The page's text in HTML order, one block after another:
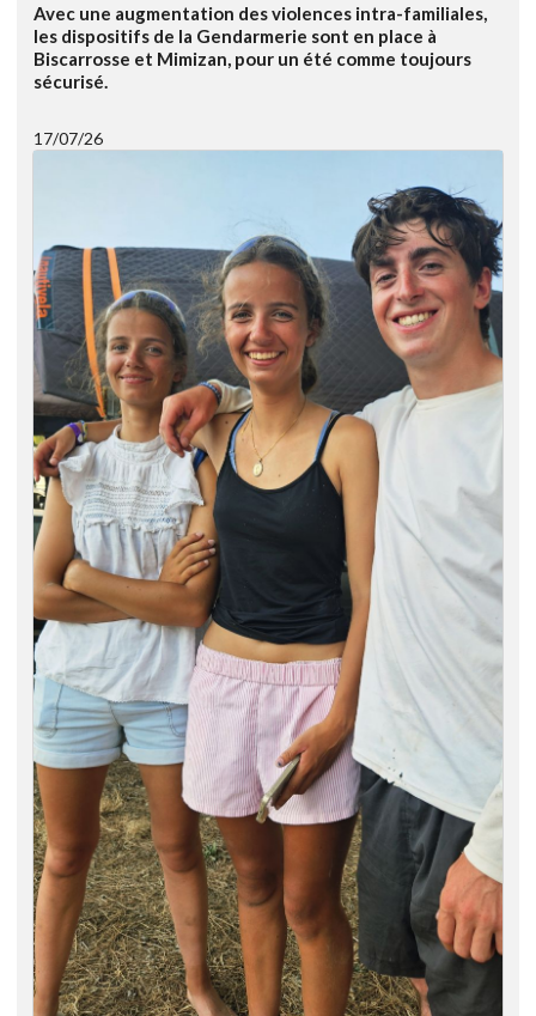
Avec une augmentation des violences intra-familiales,
les dispositifs de la Gendarmerie sont en place à
Biscarrosse et Mimizan, pour un été comme toujours
sécurisé.
17/07/26